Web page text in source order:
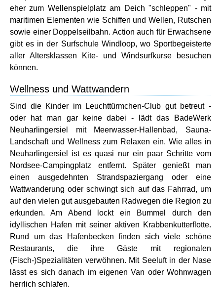
eher zum Wellenspielplatz am Deich "schleppen" - mit
maritimen Elementen wie Schiffen und Wellen, Rutschen
sowie einer Doppelseilbahn. Action auch für Erwachsene
gibt es in der Surfschule Windloop, wo Sportbegeisterte
aller Altersklassen Kite- und Windsurfkurse besuchen
können.
Wellness und Wattwandern
Sind die Kinder im Leuchttürmchen-Club gut betreut -
oder hat man gar keine dabei - lädt das BadeWerk
Neuharlingersiel mit Meerwasser-Hallenbad, Sauna-
Landschaft und Wellness zum Relaxen ein. Wie alles in
Neuharlingersiel ist es quasi nur ein paar Schritte vom
Nordsee-Campingplatz entfernt. Später genießt man
einen ausgedehnten Strandspaziergang oder eine
Wattwanderung oder schwingt sich auf das Fahrrad, um
auf den vielen gut ausgebauten Radwegen die Region zu
erkunden. Am Abend lockt ein Bummel durch den
idyllischen Hafen mit seiner aktiven Krabbenkutterflotte.
Rund um das Hafenbecken finden sich viele schöne
Restaurants, die ihre Gäste mit regionalen
(Fisch-)Spezialitäten verwöhnen. Mit Seeluft in der Nase
lässt es sich danach im eigenen Van oder Wohnwagen
herrlich schlafen.